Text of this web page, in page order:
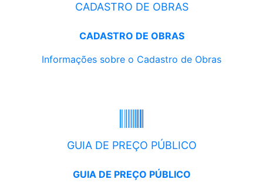
CADASTRO DE OBRAS
CADASTRO DE OBRAS
Informações sobre o Cadastro de Obras
GUIA DE PREÇO PÚBLICO
GUIA DE PREÇO PÚBLICO